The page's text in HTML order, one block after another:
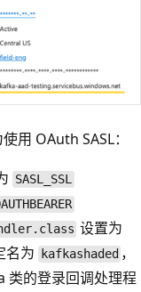
用 OAuth SASL：
SASL_SSL
设置为
名为
kafkashaded ，
的登录回调处理程